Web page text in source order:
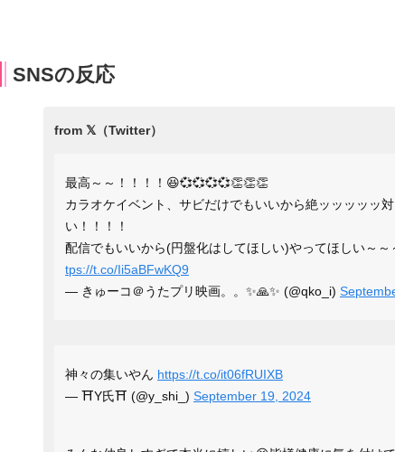
SNSの反応
最高～～！！！！😆💞💞💞💞👏👏👏
カラオケイベント、サビだけでもいいから絶ッッッッッ
い！！！！
配信でもいいから(円盤化はしてほしい)やってほしい～～
tps://t.co/Ii5aBFwKQ9
— きゅーコ＠うたプリ映画。。✨🙏✨ (@qko_i)
神々の集いやん https://t.co/it06fRUIXB
— ⛩️Y氏⛩️ (@y_shi_) September 19, 2024